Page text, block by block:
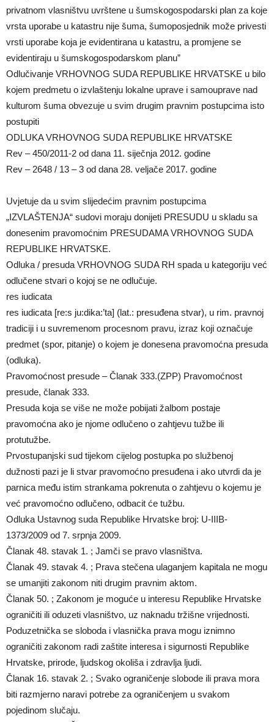
privatnom vlasništvu uvrštene u šumskogospodarski plan za koje
vrsta uporabe u katastru nije šuma, šumoposjednik može privesti
vrsti uporabe koja je evidentirana u katastru, a promjene se
evidentiraju u šumskogospodarskom planu”
Odlučivanje VRHOVNOG SUDA REPUBLIKE HRVATSKE u bilo
kojem predmetu o izvlaštenju lokalne uprave i samouprave nad
kulturom šuma obvezuje u svim drugim pravnim postupcima isto
postupiti
ODLUKA VRHOVNOG SUDA REPUBLIKE HRVATSKE
Rev – 450/2011-2 od dana 11. siječnja 2012. godine
Rev – 2648 / 13 – 3 od dana 28. veljače 2017. godine
Uvjetuje da u svim slijedećim pravnim postupcima
„IZVLAŠTENJA“ sudovi moraju donijeti PRESUDU u skladu sa
donesenim pravomoćnim PRESUDAMA VRHOVNOG SUDA
REPUBLIKE HRVATSKE.
Odluka / presuda VRHOVNOG SUDA RH spada u kategoriju već
odlučene stvari o kojoj se ne odlučuje.
res iudicata
res iudicata [re:s ju:dika:’ta] (lat.: presuđena stvar), u rim. pravnoj
tradiciji i u suvremenom procesnom pravu, izraz koji označuje
predmet (spor, pitanje) o kojem je donesena pravomoćna presuda
(odluka).
Pravomoćnost presude – Članak 333.(ZPP) Pravomoćnost
presude, članak 333.
Presuda koja se više ne može pobijati žalbom postaje
pravomoćna ako je njome odlučeno o zahtjevu tužbe ili
protutužbe.
Prvostupanjski sud tijekom cijelog postupka po službenoj
dužnosti pazi je li stvar pravomoćno presuđena i ako utvrdi da je
parnica među istim strankama pokrenuta o zahtjevu o kojemu je
već pravomoćno odlučeno, odbacit će tužbu.
Odluka Ustavnog suda Republike Hrvatske broj: U-IIIB-
1373/2009 od 7. srpnja 2009.
Članak 48. stavak 1. ; Jamči se pravo vlasništva.
Članak 49. stavak 4. ; Prava stečena ulaganjem kapitala ne mogu
se umanjiti zakonom niti drugim pravnim aktom.
Članak 50. ; Zakonom je moguće u interesu Republike Hrvatske
ograničiti ili oduzeti vlasništvo, uz naknadu tržišne vrijednosti.
Poduzetnička se sloboda i vlasnička prava mogu iznimno
ograničiti zakonom radi zaštite interesa i sigurnosti Republike
Hrvatske, prirode, ljudskog okoliša i zdravlja ljudi.
Članak 16. stavak 2. ; Svako ograničenje slobode ili prava mora
biti razmjerno naravi potrebe za ograničenjem u svakom
pojedinom slučaju.